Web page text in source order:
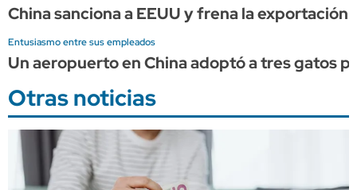
China sanciona a EEUU y frena la
Entusiasmo entre sus empleados
Un aeropuerto en China adoptó a tres gatos
Otras noticias